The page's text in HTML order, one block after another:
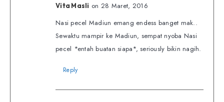
Vita Masli on 28 Maret, 2016
Nasi pecel Madiun emang endess banget mak..
Sewaktu mampir ke Madiun, sempat nyoba Nasi
pecel *entah buatan siapa*, seriously bikin nagih.
Reply